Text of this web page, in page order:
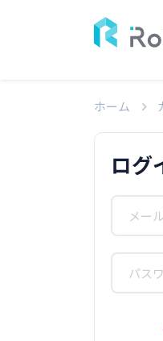
ホーム
ログ